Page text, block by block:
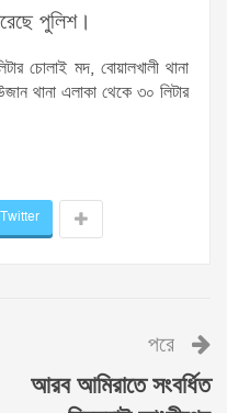
পুলিশ।
চোলাই মদ, বোয়ালখালী থানা
থানা এলাকা থেকে ৩০ লিটার
Twitter
পরে
আরব আমিরাতে সংবর্ধিত